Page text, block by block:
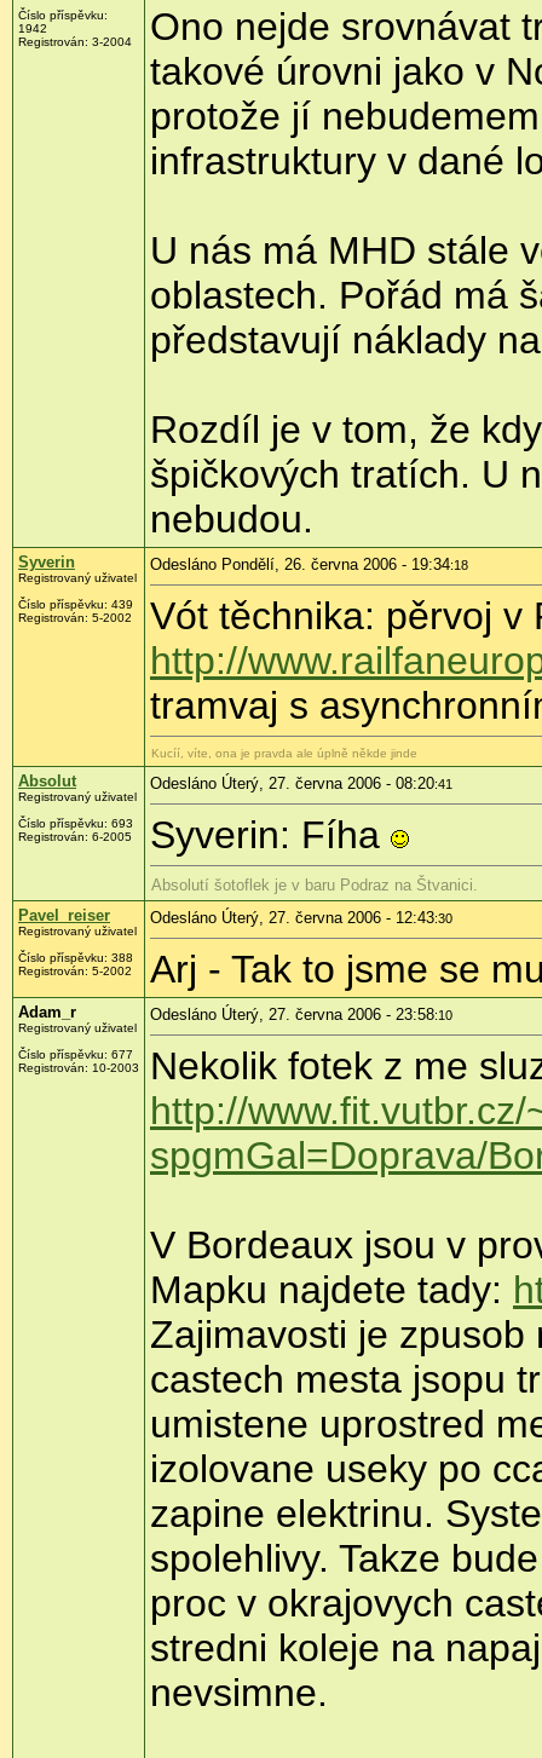
Číslo příspěvku:
1942
Registrován: 3-2004
Ono nejde srovnávat
takové úrovni jako v
protože jí
infrastruktury v dané
U nás má MHD stále
oblastech. Pořád má
představují náklady
Rozdíl je v tom, že
špičkových tratích. U
nebudou.
Syverin
Registrovaný uživatel
Číslo příspěvku: 439
Registrován: 5-2002
Odesláno Pondělí, 26. června 2006 - 19:34:18
Vót těchnika: pěrvoj v
http://
tramvaj s
Kucíí, víte, ona je pravda ale úplně někde jinde
Absolut
Registrovaný uživatel
Číslo příspěvku: 693
Registrován: 6-2005
Odesláno Úterý, 27. června 2006 - 08:20:41
Syverin: Fíha
Absolutí šotoflek je v baru Podraz na Štvanici.
Pavel_reiser
Registrovaný uživatel
Číslo příspěvku: 388
Registrován: 5-2002
Odesláno Úterý, 27. června 2006 - 12:43:30
Arj - Tak to jsme se
Adam_r
Registrovaný uživatel
Číslo příspěvku: 677
Registrován: 10-2003
Odesláno Úterý, 27. června 2006 - 23:58:10
Nekolik fotek z me
http://
spgmGal=Doprava/
V Bordeaux jsou v
Mapku najdete tady:
Zajimavosti je
castech mesta jsopu
umistene uprostred
izolovane useky po
zapine elektrinu.
spolehlivy. Takze
proc v okrajovych
stredni koleje na
nevsimne.